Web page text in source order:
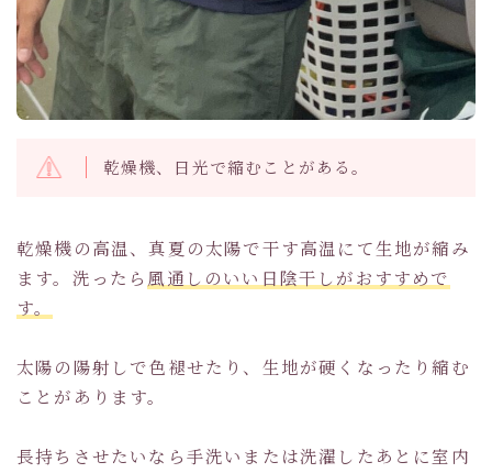
乾燥機、日光で縮むことがある。
乾燥機の高温、真夏の太陽で干す高温にて生地が縮み
ます。洗ったら 風通しのいい日陰干しがおすすめで
す。
太陽の陽射しで色褪せたり、生地が硬くなったり縮む
ことがあります。
長持ちさせたいなら手洗いまたは洗濯したあとに室内